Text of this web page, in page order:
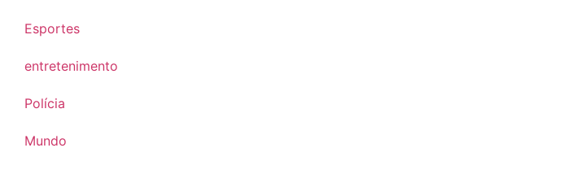
Esportes
entretenimento
Polícia
Mundo